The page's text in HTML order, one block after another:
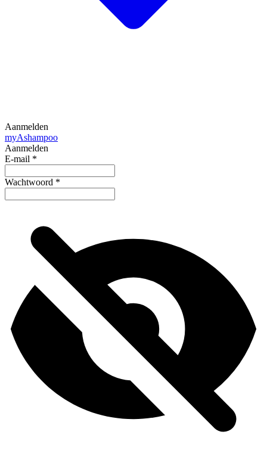
Aanmelden
myAshampoo
Aanmelden
E-mail *
Wachtwoord *